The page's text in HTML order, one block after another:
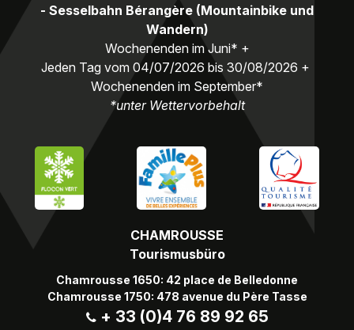
CHAMROUSSE
Tourismusbüro
Chamrousse 1650: 42 place de Belledonne
Chamrousse 1750: 478 avenue du Père Tasse
+ 33 (0)4 76 89 92 65
- Sesselbahn Bérangère (Mountainbike und
Wandern)
Wochenenden im Juni* +
Jeden Tag vom 04/07/2026 bis 30/08/2026 +
Wochenenden im September*
*unter Wettervorbehalt